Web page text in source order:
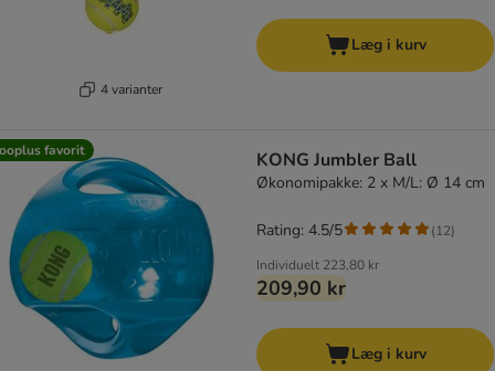
4 varianter
Læg i kurv
favorit KONG Jumbler Ball
Økonomipakke: 2 x M/L: Ø 14 cm
Individuelt 223,80 kr
209,90 kr
Rating: 4.5/5 (12)
Læg i kurv